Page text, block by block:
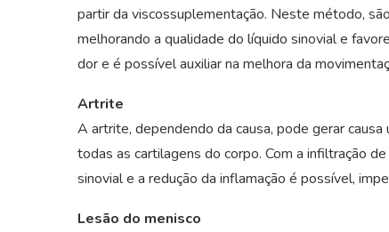
partir da viscossuplementação. Neste método,
melhorando a qualidade do líquido sinovial e
dor e é possível auxiliar na melhora da
Artrite
A artrite, dependendo da causa, pode gerar
todas as cartilagens do corpo. Com a infiltração
sinovial e a redução da inflamação é possível,
Lesão do menisco